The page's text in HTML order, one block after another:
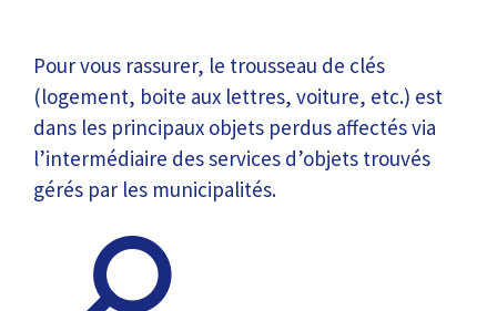
Pour vous rassurer, le trousseau de clés
(logement, boite aux lettres, voiture, etc.) est
dans les principaux objets perdus affectés via
l’intermédiaire des services d’objets trouvés
gérés par les municipalités.